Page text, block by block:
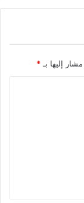
إليها بـ*